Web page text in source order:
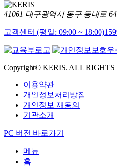
41061 대구광역시 동구 동내로
고객센터 (평일: 09:00 ~ 18:00)
Copyright© KERIS. ALL RIGHTS
이용약관
개인정보처리방침
개인정보 재동의
기관소개
PC 버전 바로가기
메뉴
홈